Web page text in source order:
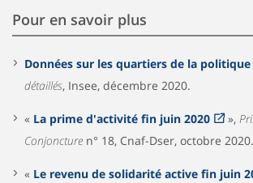
Pour en savoir plus
Données sur les quartiers de la
détaillés, Insee, décembre 2020.
« La prime d'activité fin juin 2020 »,
Conjoncture n° 18, Cnaf-Dser, octobre 2020.
« Le revenu de solidarité active fin juin